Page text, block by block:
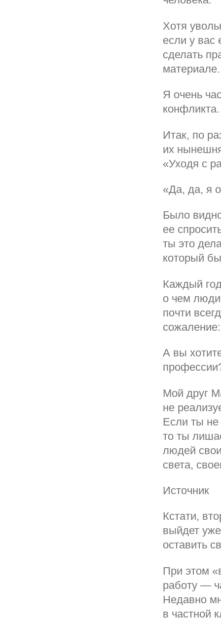
Хотя
если у вас
сделать
материале.
Я очень
Итак, по
их
«Уходя с
«Да, да, я
Было
ее
ты это
который
Каждый
о чем
почти
А вы
Мой друг
не
Если ты
то ты
людей
света,
Источник
Кстати,
выйдет
оставить
При этом
работу —
Недавно
в частной